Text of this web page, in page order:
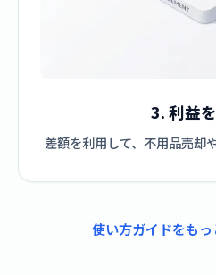
3. 利益
差額を利用して、不用品売却
使い方ガイドをも